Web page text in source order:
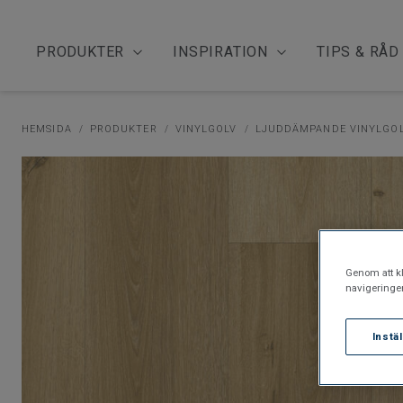
PRODUKTER INSPIRATION TIPS & RÅD
HEMSIDA PRODUKTER VINYLGOLV LJUDDÄMPANDE
Genom att